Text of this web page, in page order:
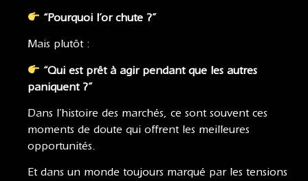
“Pourquoi l’or chute ?”
Mais plutôt :
“Qui est prêt à agir pendant que les autres
paniquent ?”
Dans l’histoire des marchés, ce sont souvent ces
moments de doute qui offrent les meilleures
opportunités.
Et dans un monde toujours marqué par les tensions